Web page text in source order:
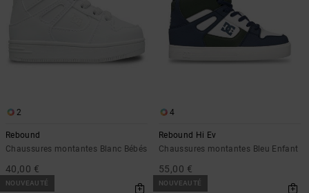
2
Rebound
Chaussures montantes Blanc Bébés
40,00 €
4
Rebound Hi Ev
Chaussures montantes Bleu Enfant
55,00 €
NOUVEAUTÉ NOUVEAUTÉ